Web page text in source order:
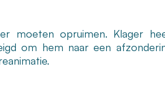
moeten opruimen. Klager
om hem naar een